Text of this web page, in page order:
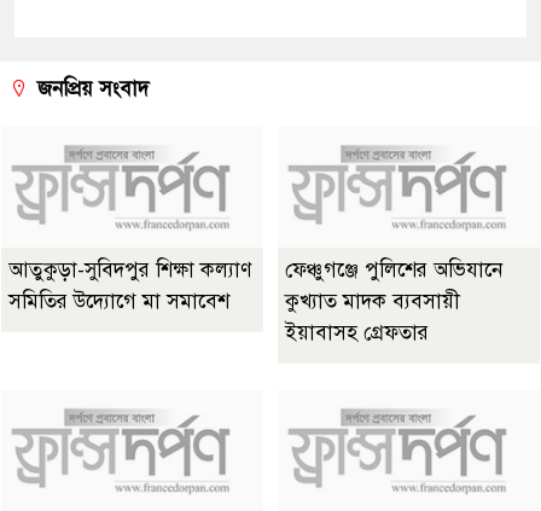
জনপ্রিয় সংবাদ
আতুকুড়া-সুবিদপুর শিক্ষা কল্যাণ
সমিতির উদ্যোগে মা সমাবেশ
ফেঞ্চুগঞ্জে পুলিশের অভিযানে
কুখ্যাত মাদক ব্যবসায়ী
ইয়াবাসহ গ্রেফতার